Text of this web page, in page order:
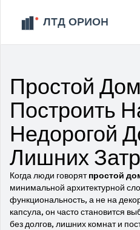
Простой
Построить
Недорогой
Лишних
Когда люди говорятпростой
минимальной архитектурной
функциональность, а не на
капсула, он часто становится
без долгов, лишних комнат и